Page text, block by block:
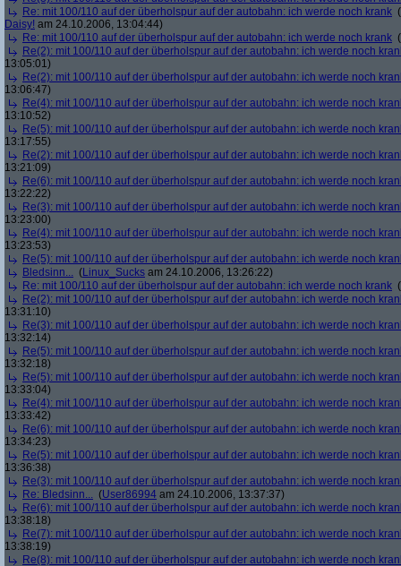
Re: mit 100/110 auf der überholspur auf der autobahn: ich werde noch krank (
Daisy! am 24.10.2006, 13:04:44)
Re: mit 100/110 auf der überholspur auf der autobahn: ich werde noch krank (
Re(2): mit 100/110 auf der überholspur auf der autobahn: ich werde noch
13:05:01)
Re(2): mit 100/110 auf der überholspur auf der autobahn: ich werde noch
13:06:47)
Re(4): mit 100/110 auf der überholspur auf der autobahn: ich werde noch
13:10:52)
Re(5): mit 100/110 auf der überholspur auf der autobahn: ich werde noch
13:17:55)
Re(2): mit 100/110 auf der überholspur auf der autobahn: ich werde noch
13:21:09)
Re(6): mit 100/110 auf der überholspur auf der autobahn: ich werde noch
13:22:22)
Re(3): mit 100/110 auf der überholspur auf der autobahn: ich werde noch
13:23:00)
Re(4): mit 100/110 auf der überholspur auf der autobahn: ich werde noch
13:23:53)
Re(5): mit 100/110 auf der überholspur auf der autobahn: ich werde noch
Bledsinn... (Linux_Sucks am 24.10.2006, 13:26:22)
Re: mit 100/110 auf der überholspur auf der autobahn: ich werde noch krank (
Re(2): mit 100/110 auf der überholspur auf der autobahn: ich werde noch
13:31:10)
Re(3): mit 100/110 auf der überholspur auf der autobahn: ich werde noch
13:32:14)
Re(5): mit 100/110 auf der überholspur auf der autobahn: ich werde noch
13:32:18)
Re(5): mit 100/110 auf der überholspur auf der autobahn: ich werde noch
13:33:04)
Re(4): mit 100/110 auf der überholspur auf der autobahn: ich werde noch
13:33:42)
Re(6): mit 100/110 auf der überholspur auf der autobahn: ich werde noch
13:34:23)
Re(5): mit 100/110 auf der überholspur auf der autobahn: ich werde noch
13:36:38)
Re(3): mit 100/110 auf der überholspur auf der autobahn: ich werde noch
Re: Bledsinn... (User86994 am 24.10.2006, 13:37:37)
Re(6): mit 100/110 auf der überholspur auf der autobahn: ich werde noch
13:38:18)
Re(7): mit 100/110 auf der überholspur auf der autobahn: ich werde noch
13:38:19)
Re(8): mit 100/110 auf der überholspur auf der autobahn: ich werde noch